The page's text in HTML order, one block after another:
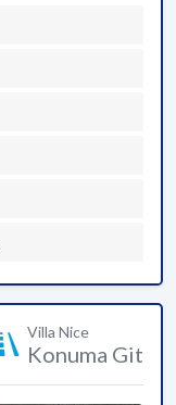
Villa Nice
Konuma Git